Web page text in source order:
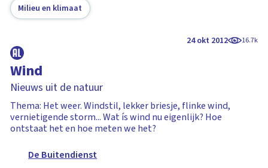
Milieu en klimaat
24 okt 2012 16.7k
Wind
Nieuws uit de natuur
Thema: Het weer. Windstil, lekker briesje, flinke wind,
vernietigende storm... Wat ís wind nu eigenlijk? Hoe
ontstaat het en hoe meten we het?
De Buitendienst